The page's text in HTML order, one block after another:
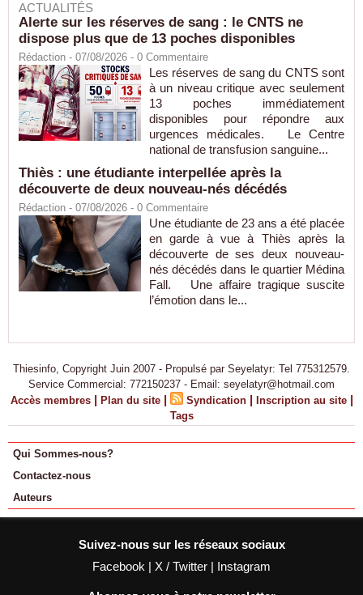
ACTUALITÉS
Alerte sur les réserves de sang : le CNTS ne
dispose plus que de 13 poches disponibles
Rédaction - 07/08/2026 - 0 Commentaire
Les réserves de sang du CNTS sont
à un niveau critique avec seulement
13 poches immédiatement
disponibles pour répondre aux
urgences médicales. Le Centre
national de transfusion sanguine...
Thiès : une étudiante interpellée après la
découverte de deux nouveau-nés décédés
Rédaction - 07/08/2026 - 0 Commentaire
Une étudiante de 23 ans a été placée
en garde à vue à Thiès après la
découverte de ses deux nouveau-
nés décédés dans le quartier Médina
Fall. Une affaire tragique suscite
l’émotion dans le...
Thiesinfo, Copyright Juin 2007 - Propulsé par Seyelatyr: Tel 775312579.
Service Commercial: 772150237 - Email: seyelatyr@hotmail.com
Accès membres | Plan du site | Syndication | Inscription au site |
Tags
Qui Sommes-nous?
Contactez-nous
Auteurs
Suivez-nous sur les réseaux sociaux
Facebook | X / Twitter | Instagram